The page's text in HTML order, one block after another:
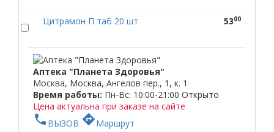
Цитрамон П таб 20 шт 5300
Аптека "Планета Здоровья"
Москва, Москва, Ангелов пер., 1, к. 1
Время работы: Пн-Вс: 10:00-21:00 Открыто
Цена актуальна при заказе на сайте
phone ВЫЗОВ directionsМаршрут